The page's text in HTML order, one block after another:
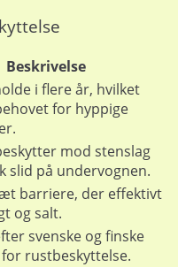
Beskrivelse
i flere år, hvilket
for hyppige
mod stenslag
slid på undervognen.
barriere, der effektivt
og salt.
svenske og finske
rustbeskyttelse.